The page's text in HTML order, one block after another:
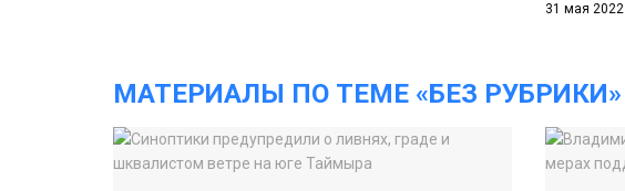
31 мая 2022
МАТЕРИАЛЫ ПО ТЕМЕ «БЕЗ РУБРИКИ»